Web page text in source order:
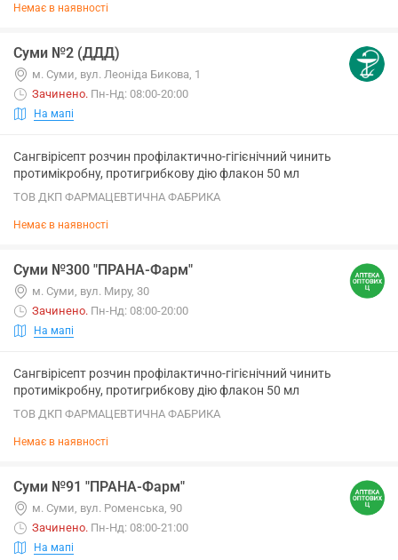
Немає в наявності
Суми №2 (ДДД)
м. Суми, вул. Леоніда Бикова, 1
Зачинено. Пн-Нд: 08:00-20:00
На мапі
Сангвірісепт розчин профілактично-гігієнічний чинить
протимікробну, протигрибкову дію флакон 50 мл
ТОВ ДКП ФАРМАЦЕВТИЧНА ФАБРИКА
Немає в наявності
Суми №300 "ПРАНА-Фарм"
м. Суми, вул. Миру, 30
Зачинено. Пн-Нд: 08:00-20:00
На мапі
Сангвірісепт розчин профілактично-гігієнічний чинить
протимікробну, протигрибкову дію флакон 50 мл
ТОВ ДКП ФАРМАЦЕВТИЧНА ФАБРИКА
Немає в наявності
Суми №91 "ПРАНА-Фарм"
м. Суми, вул. Роменська, 90
Зачинено. Пн-Нд: 08:00-21:00
На мапі